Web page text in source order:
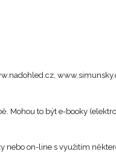
Mohou to být e-booky
nebo on-line s využitím